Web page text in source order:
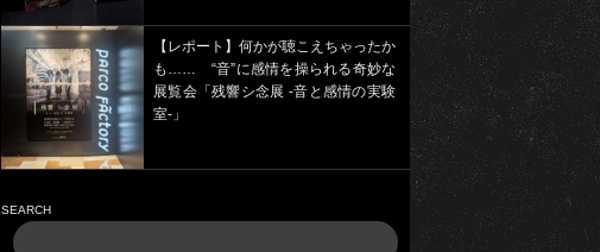
【レポート】何かが聴こえちゃったか
も…… “音”に感情を操られる奇妙な
展覧会「残響シ念展 -⾳と感情の実験
室-」
SEARCH